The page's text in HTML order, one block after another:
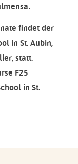
.
findet der
in St. Aubin,
statt.
F25
in St.